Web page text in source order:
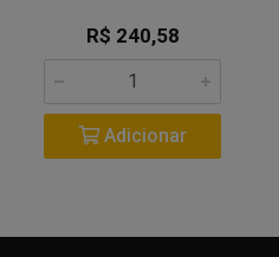
R$ 240,58
Adicionar